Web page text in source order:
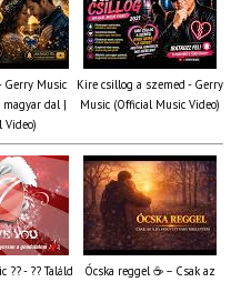
Gerry Music
magyar dal |
Video)
Kire csillog a szemed - Gerry
Music (Official Music Video)
?? - ?? Találd
Ócska reggel ☕ – Csak az